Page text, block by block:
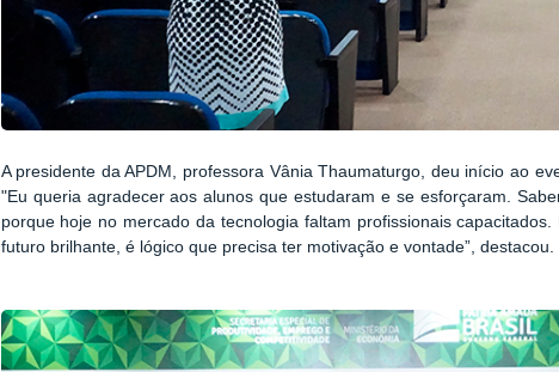
A presidente da APDM, professora Vânia Thaumaturgo, deu início ao
"Eu queria agradecer aos alunos que estudaram e se esforçaram.
porque hoje no mercado da tecnologia faltam profissionais
futuro brilhante, é lógico que precisa ter motivação e vontade”, destacou.